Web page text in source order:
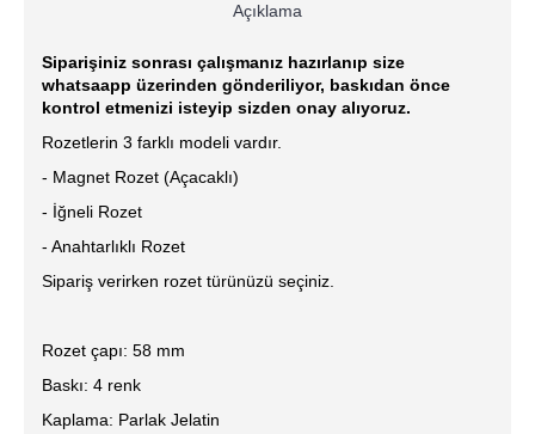
Açıklama
Siparişiniz sonrası çalışmanız hazırlanıp size
whatsaapp üzerinden gönderiliyor, baskıdan önce
kontrol etmenizi isteyip sizden onay alıyoruz.
Rozetlerin 3 farklı modeli vardır.
- Magnet Rozet (Açacaklı)
- İğneli Rozet
- Anahtarlıklı Rozet
Sipariş verirken rozet türünüzü seçiniz.
Rozet çapı: 58 mm
Baskı: 4 renk
Kaplama: Parlak Jelatin